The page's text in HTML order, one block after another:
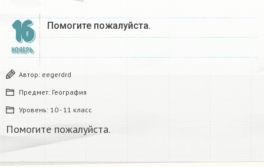
16
НОЯБРЬ
Помогите пожалуйста.
Автор: eegerdrd
Предмет: География
Уровень: 10 - 11 класс
Помогите пожалуйста.